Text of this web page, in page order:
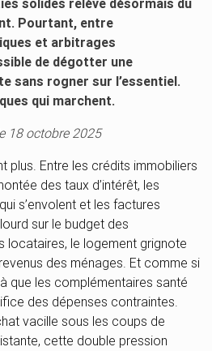
solides relève désormais du
Pourtant, entre
et arbitrages
de dégotter une
sans rogner sur l’essentiel.
qui marchent.
18 octobre 2025
plus. Entre les crédits immobiliers
des taux d’intérêt, les
s’envolent et les factures
sur le budget des
locataires, le logement grignote
des ménages. Et comme si
que les complémentaires santé
des dépenses contraintes.
vacille sous les coups de
cette double pression